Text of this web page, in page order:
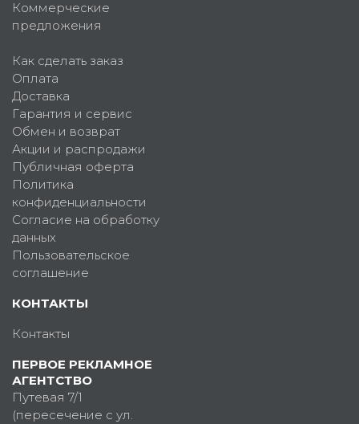
Коммерческие
предложения
Как сделать заказ
Оплата
Доставка
Гарантия и сервис
Обмен и возврат
Акции и распродажи
Публичная оферта
Политика
конфиденциальности
Согласие на обработку
данных
Пользовательское
соглашение
КОНТАКТЫ
Контакты
ПЕРВОЕ РЕКЛАМНОЕ
АГЕНТСТВО
Путевая 7/1
(пересечение с ул.